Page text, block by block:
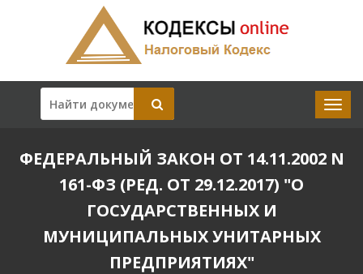
ФЕДЕРАЛЬНЫЙ ЗАКОН ОТ 14.11.2002 N
161-ФЗ (РЕД. ОТ 29.12.2017) "О
ГОСУДАРСТВЕННЫХ И
МУНИЦИПАЛЬНЫХ УНИТАРНЫХ
ПРЕДПРИЯТИЯХ"